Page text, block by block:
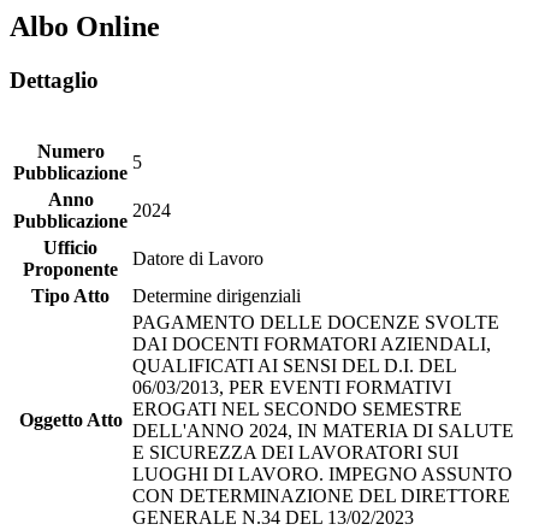
Albo Online
Dettaglio
Numero
Pubblicazione
5
Anno
Pubblicazione
2024
Ufficio
Proponente
Datore di Lavoro
Tipo Atto
Determine dirigenziali
Oggetto Atto
PAGAMENTO DELLE DOCENZE SVOLTE
DAI DOCENTI FORMATORI AZIENDALI,
QUALIFICATI AI SENSI DEL D.I. DEL
06/03/2013, PER EVENTI FORMATIVI
EROGATI NEL SECONDO SEMESTRE
DELL'ANNO 2024, IN MATERIA DI SALUTE
E SICUREZZA DEI LAVORATORI SUI
LUOGHI DI LAVORO. IMPEGNO ASSUNTO
CON DETERMINAZIONE DEL DIRETTORE
GENERALE N.34 DEL 13/02/2023